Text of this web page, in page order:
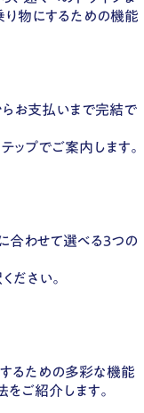
物にするための機能
お支払いまで完結で
ップでご案内します。
合わせて選べる3つの
ださい。
るための多彩な機能
ご紹介します。